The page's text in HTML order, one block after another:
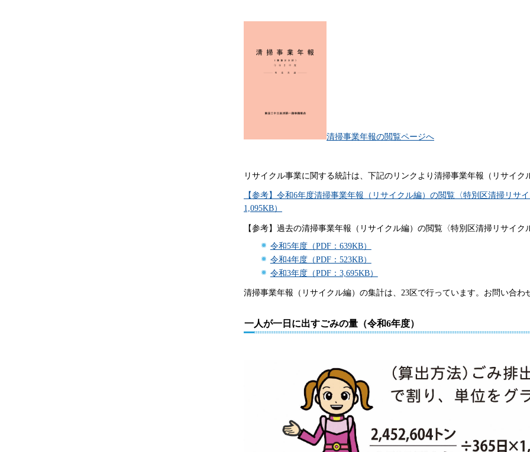
清掃事業年報の閲覧ページへ
リサイクル事業に関する統計は、下記のリンクより清掃事業年報（リサイク
【参考】令和6年度清掃事業年報（リサイクル編）の閲覧〈特別区清掃リサ
1,095KB）
【参考】過去の清掃事業年報（リサイクル編）の閲覧〈特別区清掃リサイク
令和5年度（PDF：639KB）
令和4年度（PDF：523KB）
令和3年度（PDF：3,695KB）
清掃事業年報（リサイクル編）の集計は、23区で行っています。お問い合わ
一人が一日に出すごみの量（令和6年度）